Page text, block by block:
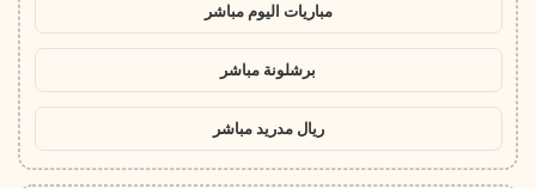
مباريات اليوم مباشر
برشلونة مباشر
ريال مدريد مباشر